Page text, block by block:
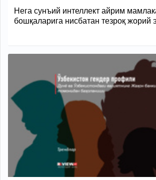
Нега сунъий интеллект айрим
бошқаларига нисбатан тезроқ жорий